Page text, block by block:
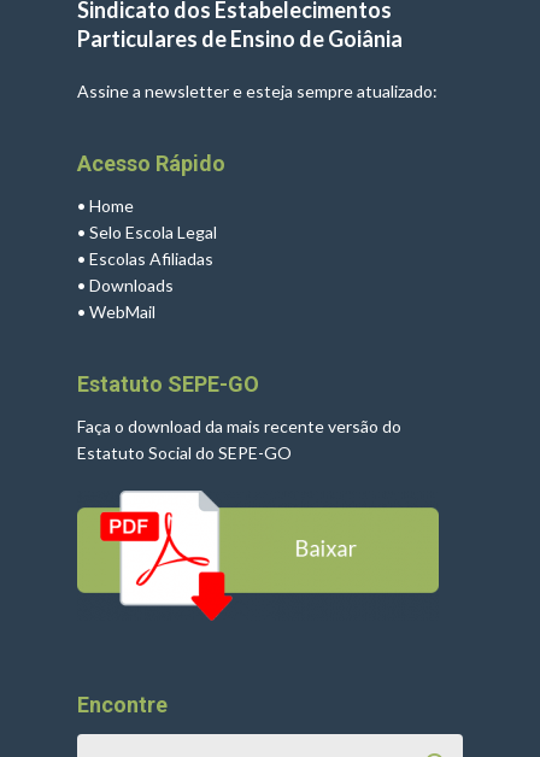
Sindicato dos Estabelecimentos
Particulares de Ensino de Goiânia
Assine a newsletter e esteja sempre atualizado:
Acesso Rápido
• Home
• Selo Escola Legal
• Escolas Afiliadas
• Downloads
• WebMail
Estatuto SEPE-GO
Faça o download da mais recente versão do
Estatuto Social do SEPE-GO
Encontre